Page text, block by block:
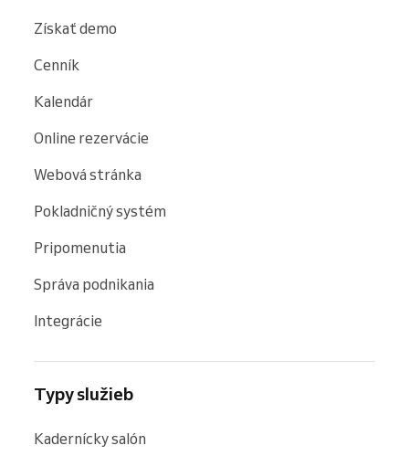
Získať demo
Cenník
Kalendár
Online rezervácie
Webová stránka
Pokladničný systém
Pripomenutia
Správa podnikania
Integrácie
Typy služieb
Kadernícky salón